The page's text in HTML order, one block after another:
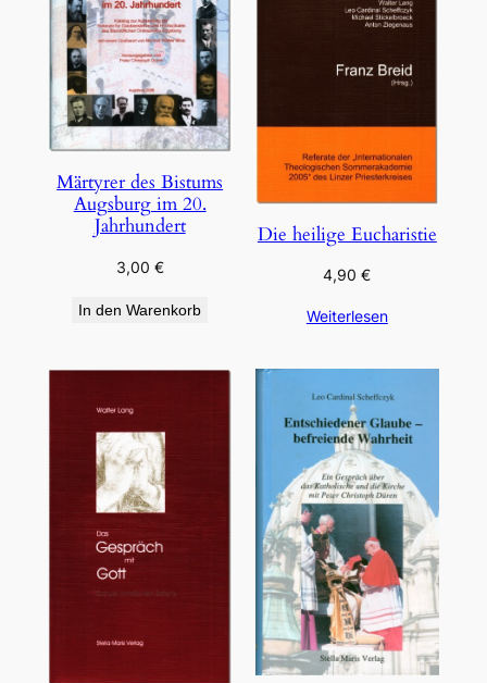
Märtyrer des Bistums
Augsburg im 20.
Jahrhundert
3,00 €
In den Warenkorb
Die heilige Eucharistie
4,90€
Weiterlesen